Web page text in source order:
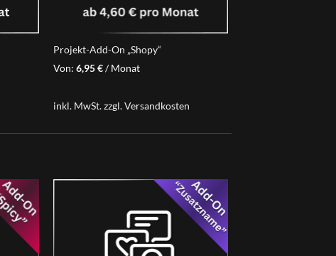
Projekt-Add-On „Shopy“
Von: 6,95€ / Monat
inkl. MwSt. zzgl.Versandkosten